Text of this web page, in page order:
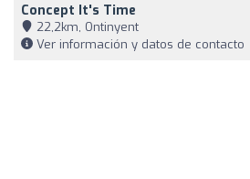
Concept It's Time
22,2km, Ontinyent
Ver información y datos de contacto